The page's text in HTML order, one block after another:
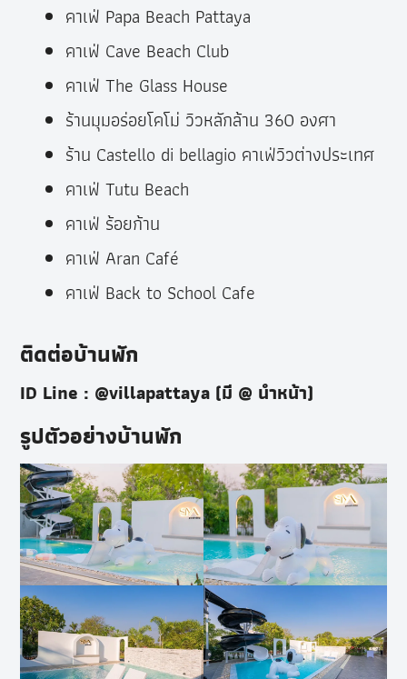
คาเฟ่ Papa Beach Pattaya
คาเฟ่ Cave Beach Club
คาเฟ่ The Glass House
ร้านมุมอร่อยโคโม่ วิวหลักล้าน 360 องศา
ร้าน Castello di bellagio คาเฟ่วิวต่างประเทศ
คาเฟ่ Tutu Beach
คาเฟ่ ร้อยก้าน
คาเฟ่ Aran Café
คาเฟ่ Back to School Cafe
ติดต่อบ้านพัก
ID Line : @villapattaya (มี @ นำหน้า)
รูปตัวอย่างบ้านพัก